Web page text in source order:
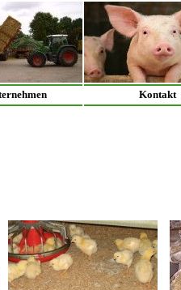
Kontakt